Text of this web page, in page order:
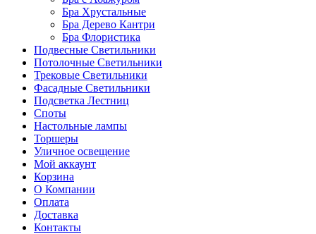
Бра Хрустальные
Бра Дерево Кантри
Бра Флористика
Подвесные Светильники
Потолочные Светильники
Трековые Светильники
Фасадные Светильники
Подсветка Лестниц
Споты
Настольные лампы
Торшеры
Уличное освещение
Мой аккаунт
Корзина
О Компании
Оплата
Доставка
Контакты